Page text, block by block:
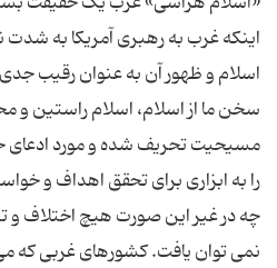
اینکه غرب به رهبری آمریکا به شدت
اسلام و ظهور آن به عنوان رقیب
سخن ما از اسلام، اسلام
مسیحیت تحریف شده و مورد
را به ابزاری برای تحقق اهداف و
چه در غیر این صورت هیچ اختلاف و
نمی توان یافت. کشورهای غربی که